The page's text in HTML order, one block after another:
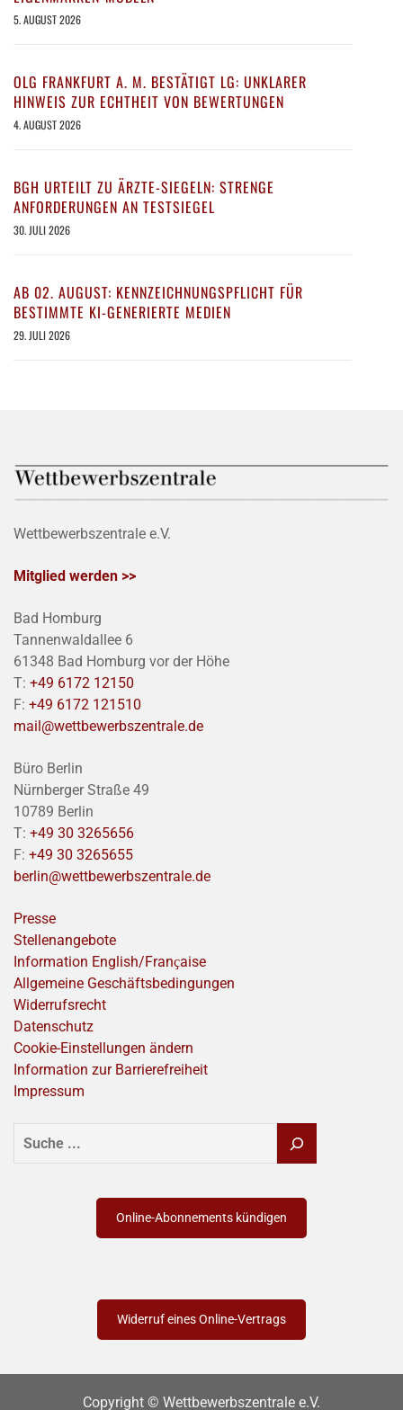
5. AUGUST 2026
OLG FRANKFURT A. M. BESTÄTIGT LG: UNKLARER
HINWEIS ZUR ECHTHEIT VON BEWERTUNGEN
4. AUGUST 2026
BGH URTEILT ZU ÄRZTE-SIEGELN: STRENGE
ANFORDERUNGEN AN TESTSIEGEL
30. JULI 2026
AB 02. AUGUST: KENNZEICHNUNGSPFLICHT FÜR
BESTIMMTE KI-GENERIERTE MEDIEN
29. JULI 2026
Wettbewerbszentrale e.V.
Mitglied werden >>
Bad Homburg
Tannenwaldallee 6
61348 Bad Homburg vor der Höhe
T: +49 6172 12150
F: +49 6172 121510
mail@wettbewerbszentrale.de
Büro Berlin
Nürnberger Straße 49
10789 Berlin
T: +49 30 3265656
F: +49 30 3265655
berlin@wettbewerbszentrale.de
Presse
Stellenangebote
Information English/Franҫaise
Allgemeine Geschäftsbedingungen
Widerrufsrecht
Datenschutz
Cookie-Einstellungen ändern
Information zur Barrierefreiheit
Impressum
SUCHEN
Online-Abonnements kündigen
Widerruf eines Online-Vertrags
Copyright © Wettbewerbszentrale e.V.